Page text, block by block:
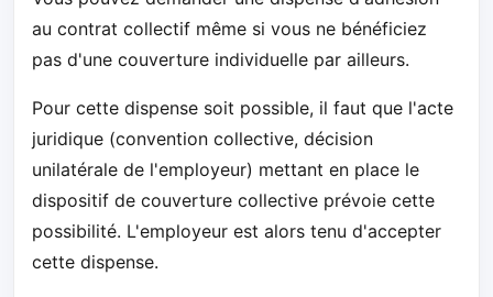
au contrat collectif même si vous ne bénéficiez
pas d'une couverture individuelle par ailleurs.
Pour cette dispense soit possible, il faut que l'acte
juridique (convention collective, décision
unilatérale de l'employeur) mettant en place le
dispositif de couverture collective prévoie cette
possibilité. L'employeur est alors tenu d'accepter
cette dispense.